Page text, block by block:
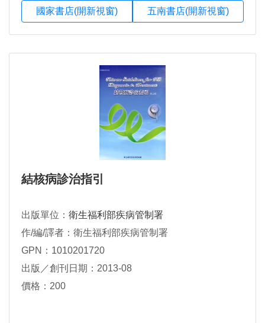
國家書店(開新視窗) 五南書店(開新視窗)
結核病診治指引
出版單位： 衛生福利部疾病管制署
作/編/譯者：衛生福利部疾病管制署
GPN：1010201720
出版／創刊日期：2013-08
價格：200